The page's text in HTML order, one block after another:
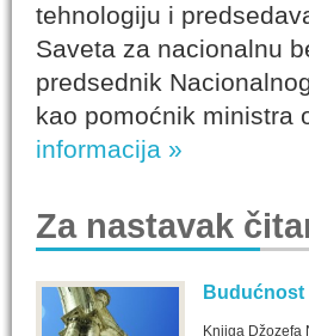
tehnologiju i
Saveta za nacionalnu
predsednik
kao pomoćnik ministra
informacija »
Za nastavak
Budućnost
Knjiga Džozefa